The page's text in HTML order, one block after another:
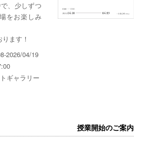
、少しずつ
をお楽しみ
ます！
2026/04/19
ギャラリー
授業開始のご案内